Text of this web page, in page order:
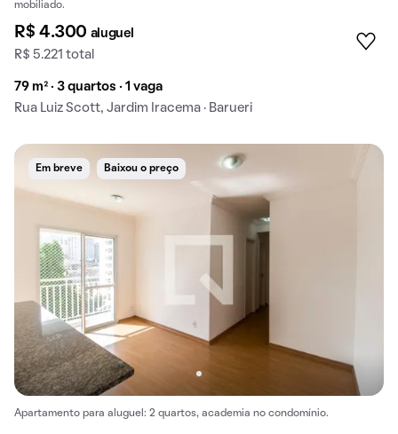
mobiliado.
R$ 4.300 aluguel
R$ 5.221 total
79 m² · 3 quartos · 1 vaga
Rua Luiz Scott, Jardim Iracema · Barueri
Em breve Baixou o preço
Apartamento para aluguel: 2 quartos, academia no condomínio.